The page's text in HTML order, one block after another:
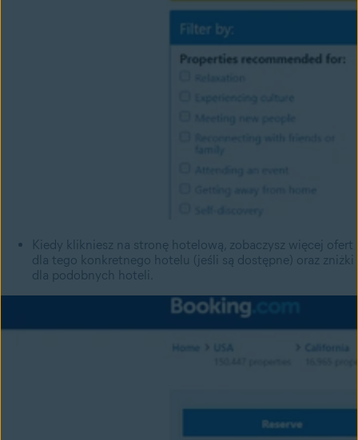
Kiedy klikniesz na stronę hotelową, zobaczysz więcej ofert
dla tego konkretnego hotelu (jeśli są dostępne) oraz zniżki
dla podobnych hoteli.